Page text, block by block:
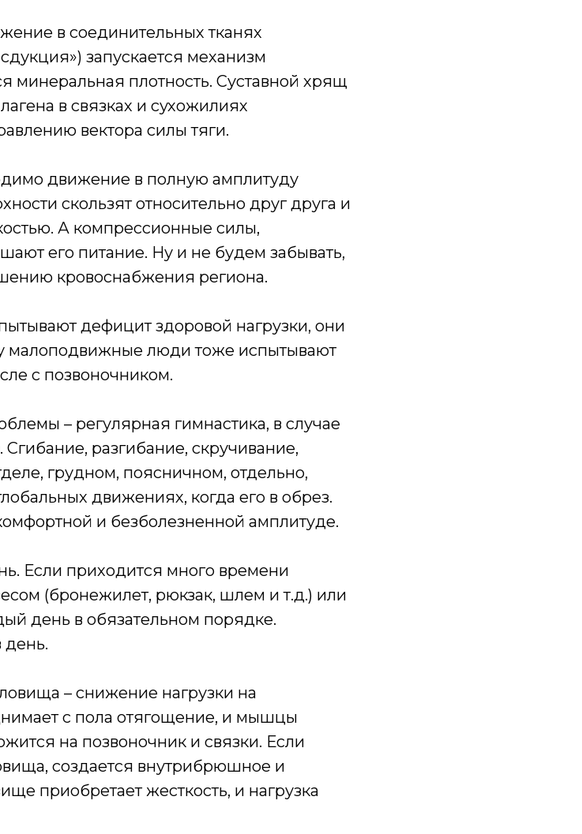
в соединительных тканях
запускается механизм
минеральная плотность. Суставной хрящ
в связках и сухожилиях
вектора силы тяги.
движение в полную амплитуду
скользят относительно друг друга и
А компрессионные силы,
его питание. Ну и не будем забывать,
кровоснабжения региона.
дефицит здоровой нагрузки, они
малоподвижные люди тоже испытывают
с позвоночником.
– регулярная гимнастика, в случае
разгибание, скручивание,
грудном, поясничном, отдельно,
движениях, когда его в обрез.
и безболезненной амплитуде.
Если приходится много времени
(бронежилет, рюкзак, шлем и т.д.) или
день в обязательном порядке.
день.
– снижение нагрузки на
с пола отягощение, и мышцы
на позвоночник и связки. Если
создается внутрибрюшное и
приобретает жесткость, и нагрузка